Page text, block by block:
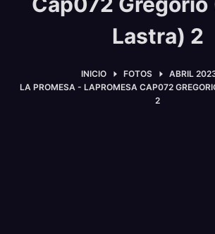
Lastra) 2
INICIO FOTOS
ABRIL
LA PROMESA - LAPROMESA CAP072
2